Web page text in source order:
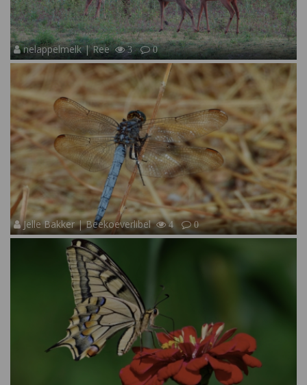
nelappelmelk | Ree 3 0
Jelle Bakker | Beekoeverlibel 4 0